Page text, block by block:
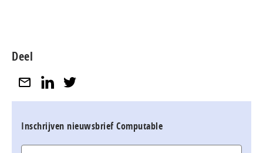
Deel
Inschrijven nieuwsbrief Computable